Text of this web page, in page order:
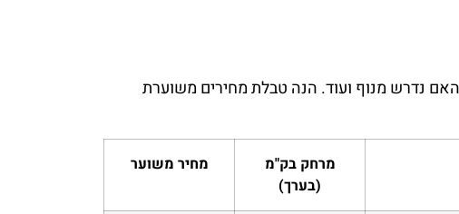
נדרש מנוף ועוד. הנה טבלת מחירים משוערת
מרחק בק"מ
(בערך)
מחיר משוער